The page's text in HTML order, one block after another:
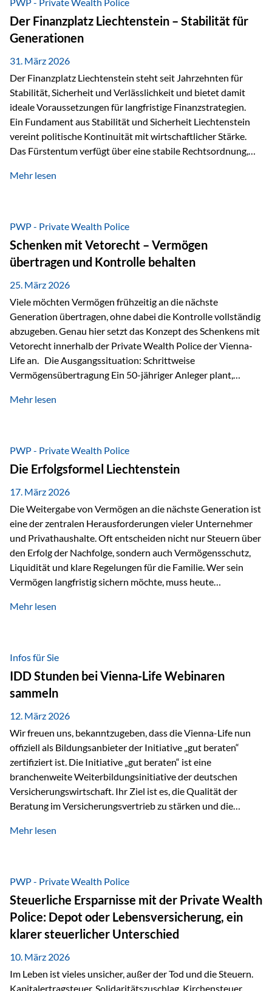
heißt das:Diese Gelder gehören im Konkursfall nicht zur
allgemeinen Konkursmasse, sondern werden ausschließlich
zur Erfüllung…
Der Finanzplatz Liechtenstein – Stabilität für
Generationen
31. März 2026
Der Finanzplatz Liechtenstein steht seit Jahrzehnten für
Stabilität, Sicherheit und Verlässlichkeit und bietet damit
ideale Voraussetzungen für langfristige Finanzstrategien.
Ein Fundament aus Stabilität und Sicherheit Liechtenstein
vereint politische Kontinuität mit wirtschaftlicher Stärke.
Das Fürstentum verfügt über eine stabile Rechtsordnung,
monarchischen Elementen basiert. Diese Struktur schafft
und Unternehmen. Ein wesentliches Merkmal ist die
Staatsfinanzierung: Liechtenstein weist keine
Staatsschulden auf, und der Schutz der wirtschaftlichen
Interessen der Bevölkerung ist in der Verfassung verankert.
Besonders hervorzuheben ist hierbei Artikel 14 der
liechtensteinischen Verfassung. Darin…
Mehr lesen
PWP - Private Wealth Police
Schenken mit Vetorecht – Vermögen
übertragen und Kontrolle behalten
25. März 2026
Viele möchten Vermögen frühzeitig an die nächste
Generation übertragen, ohne dabei die Kontrolle vollständig
abzugeben. Genau hier setzt das Konzept des Schenkens mit
Vetorecht innerhalb der Private Wealth Police der Vienna-
Life an. Die Ausgangssituation: Schrittweise
Vermögensübertragung Ein 50-jähriger Anleger plant,
der steuerliche Freibetrag optimal genutzt werden, sondern
strukturierte, langfristige Vermögensübertragung, ohne die
Kontrolle vollständig aus der Hand zu geben. Die Lösung:
Abschmelzung mit Vetorecht Die Umsetzung erfolgt über die
Private Wealth Police…
Mehr lesen
PWP - Private Wealth Police
Die Erfolgsformel Liechtenstein
17. März 2026
Die Weitergabe von Vermögen an die nächste Generation ist
eine der zentralen Herausforderungen vieler Unternehmer
und Privathaushalte. Oft entscheiden nicht nur Steuern über
den Erfolg der Nachfolge, sondern auch Vermögensschutz,
Liquidität und klare Regelungen für die Familie. Wer sein
Vermögen langfristig sichern möchte, muss heute
„Erfolgsformel Liechtenstein“, herausgegeben und verfasst
Vermögensschutz strategisch miteinander verbindet.
Warum klassische Nachfolgeplanung oft scheitert Viele
Vermögen werden erst im Todesfall übertragen. Das kann zu
Problemen führen: Hohe Erbschaftsteuern Streitigkeiten
zwischen Erben Liquiditätsprobleme bei Immobilien…
Mehr lesen
Infos für Sie
IDD Stunden bei Vienna-Life Webinaren
sammeln
12. März 2026
Wir freuen uns, bekanntzugeben, dass die Vienna-Life nun
offiziell als Bildungsanbieter der Initiative „gut beraten“
zertifiziert ist. Die Initiative „gut beraten“ ist eine
branchenweite Weiterbildungsinitiative der deutschen
Versicherungswirtschaft. Ihr Ziel ist es, die Qualität der
Beratung im Versicherungsvertrieb zu stärken und die
Personen transparent zu dokumentieren. Seit der
Stunden pro Jahr für vertrieblich tätige Personen in der
Versicherungsbranche. Über die Weiterbildungsdatenbank
von „gut beraten“ können absolvierte Bildungsmaßnahmen
zentral erfasst und dokumentiert werden. „gut beraten“
zertifiziert Als zertifizierter Bildungsanbieter können unsere
Webinare nun für die…
Mehr lesen
PWP - Private Wealth Police
Steuerliche Ersparnisse mit der Private Wealth
Police: Depot oder Lebensversicherung, ein
klarer steuerlicher Unterschied
10. März 2026
Im Leben ist vieles unsicher, außer der Tod und die Steuern.
Kapitalertragsteuer, Solidaritätszuschlag, Kirchensteuer,